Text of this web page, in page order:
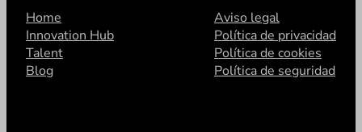
Home
Innovation Hub
Talent
Blog
Aviso legal
Política de privacidad
Política de cookies
Política de seguridad